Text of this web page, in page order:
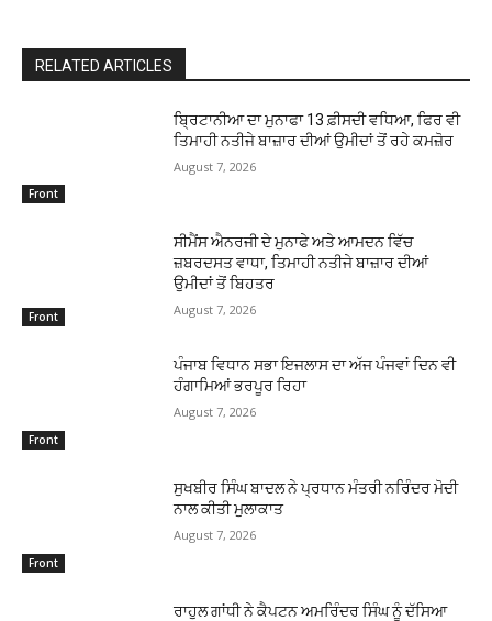
RELATED ARTICLES
Front
ਬ੍ਰਿਟਾਨੀਆ ਦਾ ਮੁਨਾਫਾ 13 ਫ਼ੀਸਦੀ ਵਧਿਆ, ਫਿਰ ਵੀ
ਤਿਮਾਹੀ ਨਤੀਜੇ ਬਾਜ਼ਾਰ ਦੀਆਂ ਉਮੀਦਾਂ ਤੋਂ ਰਹੇ ਕਮਜ਼ੋਰ
August 7, 2026
Front
ਸੀਮੈਂਸ ਐਨਰਜੀ ਦੇ ਮੁਨਾਫੇ ਅਤੇ ਆਮਦਨ ਵਿੱਚ
ਜ਼ਬਰਦਸਤ ਵਾਧਾ, ਤਿਮਾਹੀ ਨਤੀਜੇ ਬਾਜ਼ਾਰ ਦੀਆਂ
ਉਮੀਦਾਂ ਤੋਂ ਬਿਹਤਰ
August 7, 2026
Front
ਪੰਜਾਬ ਵਿਧਾਨ ਸਭਾ ਇਜਲਾਸ ਦਾ ਅੱਜ ਪੰਜਵਾਂ ਦਿਨ ਵੀ
ਹੰਗਾਮਿਆਂ ਭਰਪੂਰ ਰਿਹਾ
August 7, 2026
Front
ਸੁਖਬੀਰ ਸਿੰਘ ਬਾਦਲ ਨੇ ਪ੍ਰਧਾਨ ਮੰਤਰੀ ਨਰਿੰਦਰ ਮੋਦੀ
ਨਾਲ ਕੀਤੀ ਮੁਲਾਕਾਤ
August 7, 2026
ਰਾਹੁਲ ਗਾਂਧੀ ਨੇ ਕੈਪਟਨ ਅਮਰਿੰਦਰ ਸਿੰਘ ਨੂੰ ਦੱਸਿਆ